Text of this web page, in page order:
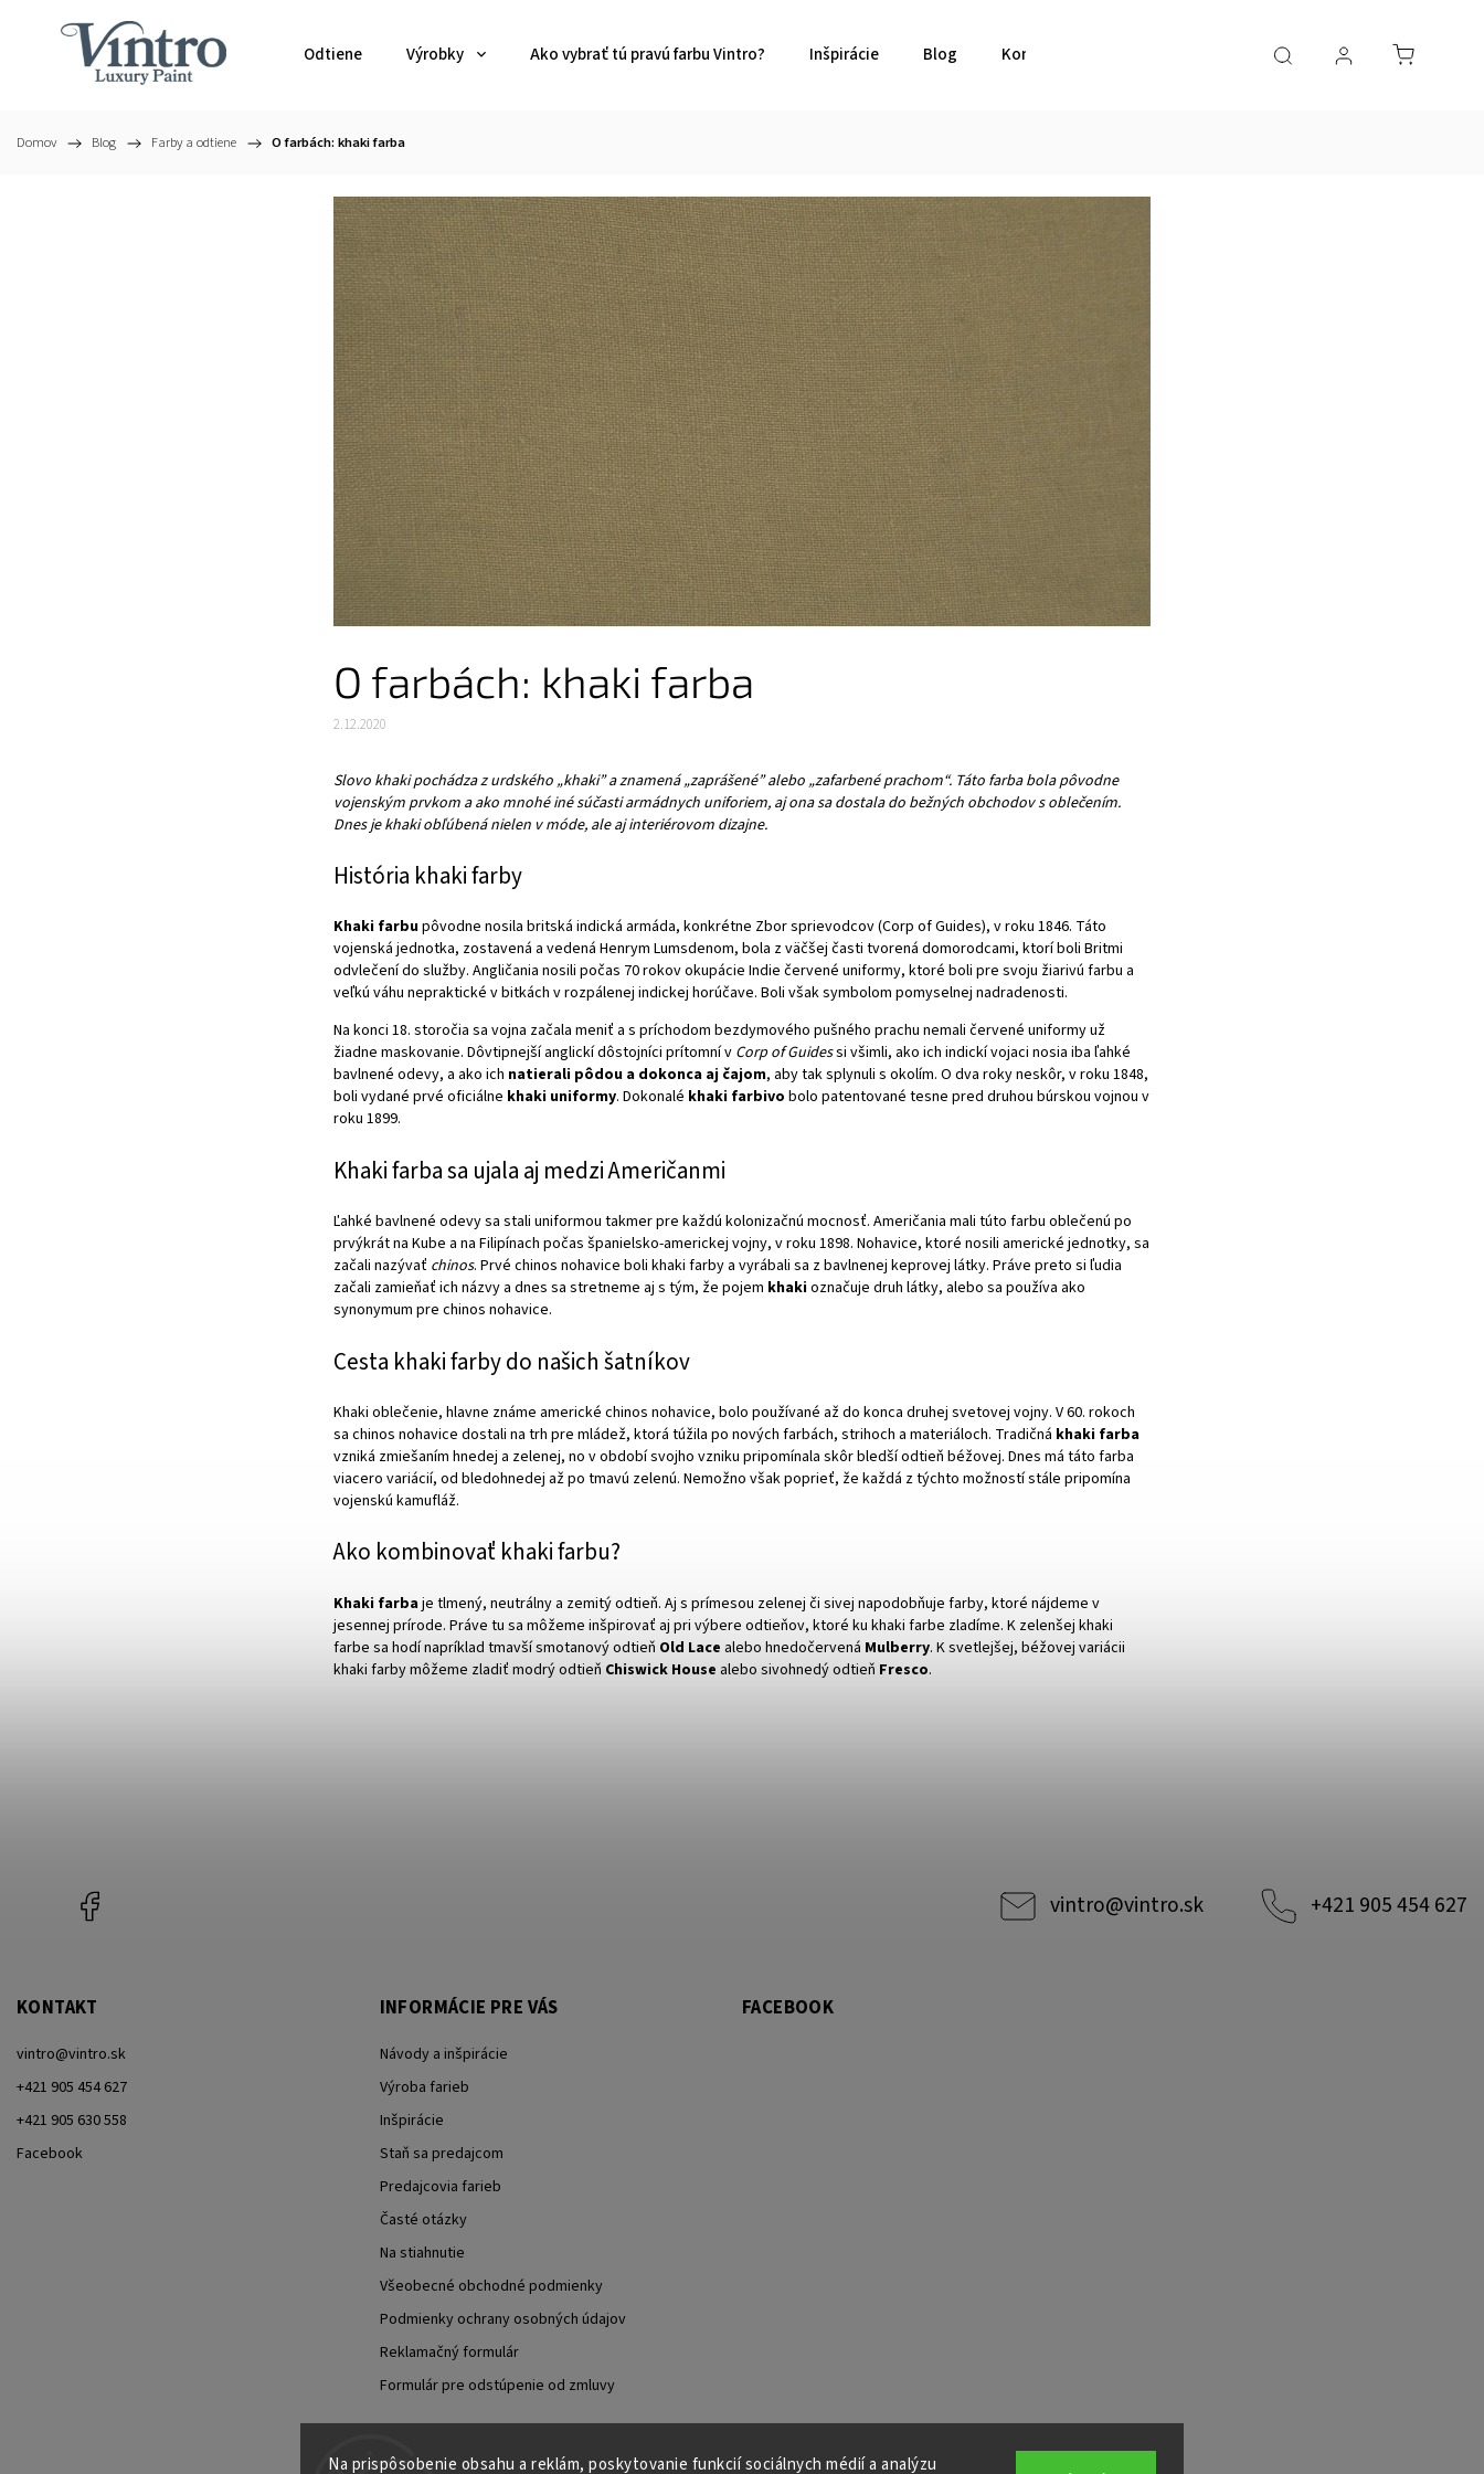
Na prispôsobenie obsahu a reklám, poskytovanie funkcií sociálnych médií a analýzu
Odtiene Výrobky Ako vybrať tú pravú farbu Vintro? Inšpirácie Blog Kontakt
Domov / Blog / Farby a odtiene / O farbách: khaki farba
O farbách: khaki farba
2.12.2020
Slovo khaki pochádza z urdského „khaki” a znamená „zaprášené” alebo „zafarbené prachom“. Táto farba bola pôvodne
vojenským prvkom a ako mnohé iné súčasti armádnych uniforiem, aj ona sa dostala do bežných obchodov s oblečením.
Dnes je khaki obľúbená nielen v móde, ale aj interiérovom dizajne.
História khaki farby
Khaki farbupôvodne nosila britská indická armáda, konkrétne Zbor sprievodcov (Corp of Guides), v roku 1846. Táto
vojenská jednotka, zostavená a vedená Henrym Lumsdenom, bola z väčšej časti tvorená domorodcami, ktorí boli Britmi
odvlečení do služby. Angličania nosili počas 70 rokov okupácie Indie červené uniformy, ktoré boli pre svoju žiarivú farbu a
veľkú váhu nepraktické v bitkách v rozpálenej indickej horúčave. Boli však symbolom pomyselnej nadradenosti.
Na konci 18. storočia sa vojna začala meniť a s príchodom bezdymového pušného prachu nemali červené uniformy už
žiadne maskovanie. Dôvtipnejší anglickí dôstojníci prítomní v Corp of Guidessi všimli, ako ich indickí vojaci nosia iba ľahké
bavlnené odevy, a ako ich natierali pôdou a dokonca aj čajom, aby tak splynuli s okolím. O dva roky neskôr, v roku 1848,
boli vydané prvé oficiálne khaki uniformy. Dokonalé khaki farbivo bolo patentované tesne pred druhou búrskou vojnou v
roku 1899.
Khaki farba sa ujala aj medzi Američanmi
Ľahké bavlnené odevy sa stali uniformou takmer pre každú kolonizačnú mocnosť. Američania mali túto farbu oblečenú po
prvýkrát na Kube a na Filipínach počas španielsko-americkej vojny, v roku 1898. Nohavice, ktoré nosili americké jednotky, sa
začali nazývať chinos. Prvé chinos nohavice boli khaki farby a vyrábali sa z bavlnenej keprovej látky. Práve preto si ľudia
začali zamieňať ich názvy a dnes sa stretneme aj s tým, že pojem khakioznačuje druh látky, alebo sa používa ako
synonymum pre chinos nohavice.
Cesta khaki farby do našich šatníkov
Khaki oblečenie, hlavne známe americké chinos nohavice, bolo používané až do konca druhej svetovej vojny. V 60. rokoch
sa chinos nohavice dostali na trh pre mládež, ktorá túžila po nových farbách, strihoch a materiáloch. Tradičná khaki farba
vzniká zmiešaním hnedej a zelenej, no v období svojho vzniku pripomínala skôr bledší odtieň béžovej. Dnes má táto farba
viacero variácií, od bledohnedej až po tmavú zelenú. Nemožno však poprieť, že každá z týchto možností stále pripomína
vojenskú kamufláž.
Ako kombinovať khaki farbu?
Khaki farbaje tlmený, neutrálny a zemitý odtieň. Aj s prímesou zelenej či sivej napodobňuje farby, ktoré nájdeme v
jesennej prírode. Práve tu sa môžeme inšpirovať aj pri výbere odtieňov, ktoré ku khaki farbe zladíme. K zelenšej khaki
farbe sa hodí napríklad tmavší smotanový odtieň Old Lace alebo hnedočervená Mulberry. K svetlejšej, béžovej variácii
khaki farby môžeme zladiť modrý odtieň Chiswick House alebo sivohnedý odtieň Fresco.
vintro@vintro.sk +421 905 454 627
KONTAKT
vintro@vintro.sk
+421 905 454 627
+421 905 630 558
Facebook
INFORMÁCIE PRE VÁS
Návody a inšpirácie
Výroba farieb
Inšpirácie
Staň sa predajcom
Predajcovia farieb
Časté otázky
Na stiahnutie
Všeobecné obchodné podmienky
Podmienky ochrany osobných údajov
Reklamačný formulár
Formulár pre odstúpenie od zmluvy
FACEBOOK